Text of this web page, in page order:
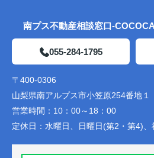
南プス不動産相談窓口-
055-284-1795
〒400-0306
山梨県南アルプス市小笠原254番地１
営業時間： 10：00～18：00
定休日： 水曜日、日曜日(第2・第4)、